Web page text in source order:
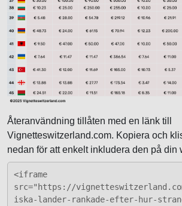
Återanvändning tillåten med en länk till
Vignetteswitzerland.com. Kopiera och
nedan för att enkelt inkludera den på din
<iframe
src="https://
iska-lander-rankade-efter-hur-